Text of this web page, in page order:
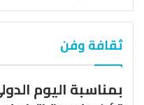
ثقافة وفن
بمناسبة اليوم